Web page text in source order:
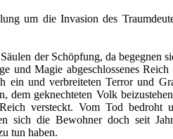
um die Invasion des
der Schöpfung, da begegnen
Magie abgeschlossenes
ein und verbreiteten Terror und
geknechteten Volk
versteckt. Vom Tod bedroht
sich die Bewohner doch seit
tun haben.